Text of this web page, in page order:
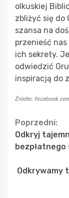
olkuskiej
zbliżyć się do
szansa na
przenieść
ich sekrety.
odwiedzić
inspiracją do
Źródło:
Poprzedni:
Odkryj
Odkrywamy